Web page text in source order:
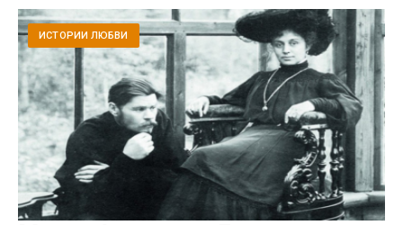
ИСТОРИИ ЛЮБВИ